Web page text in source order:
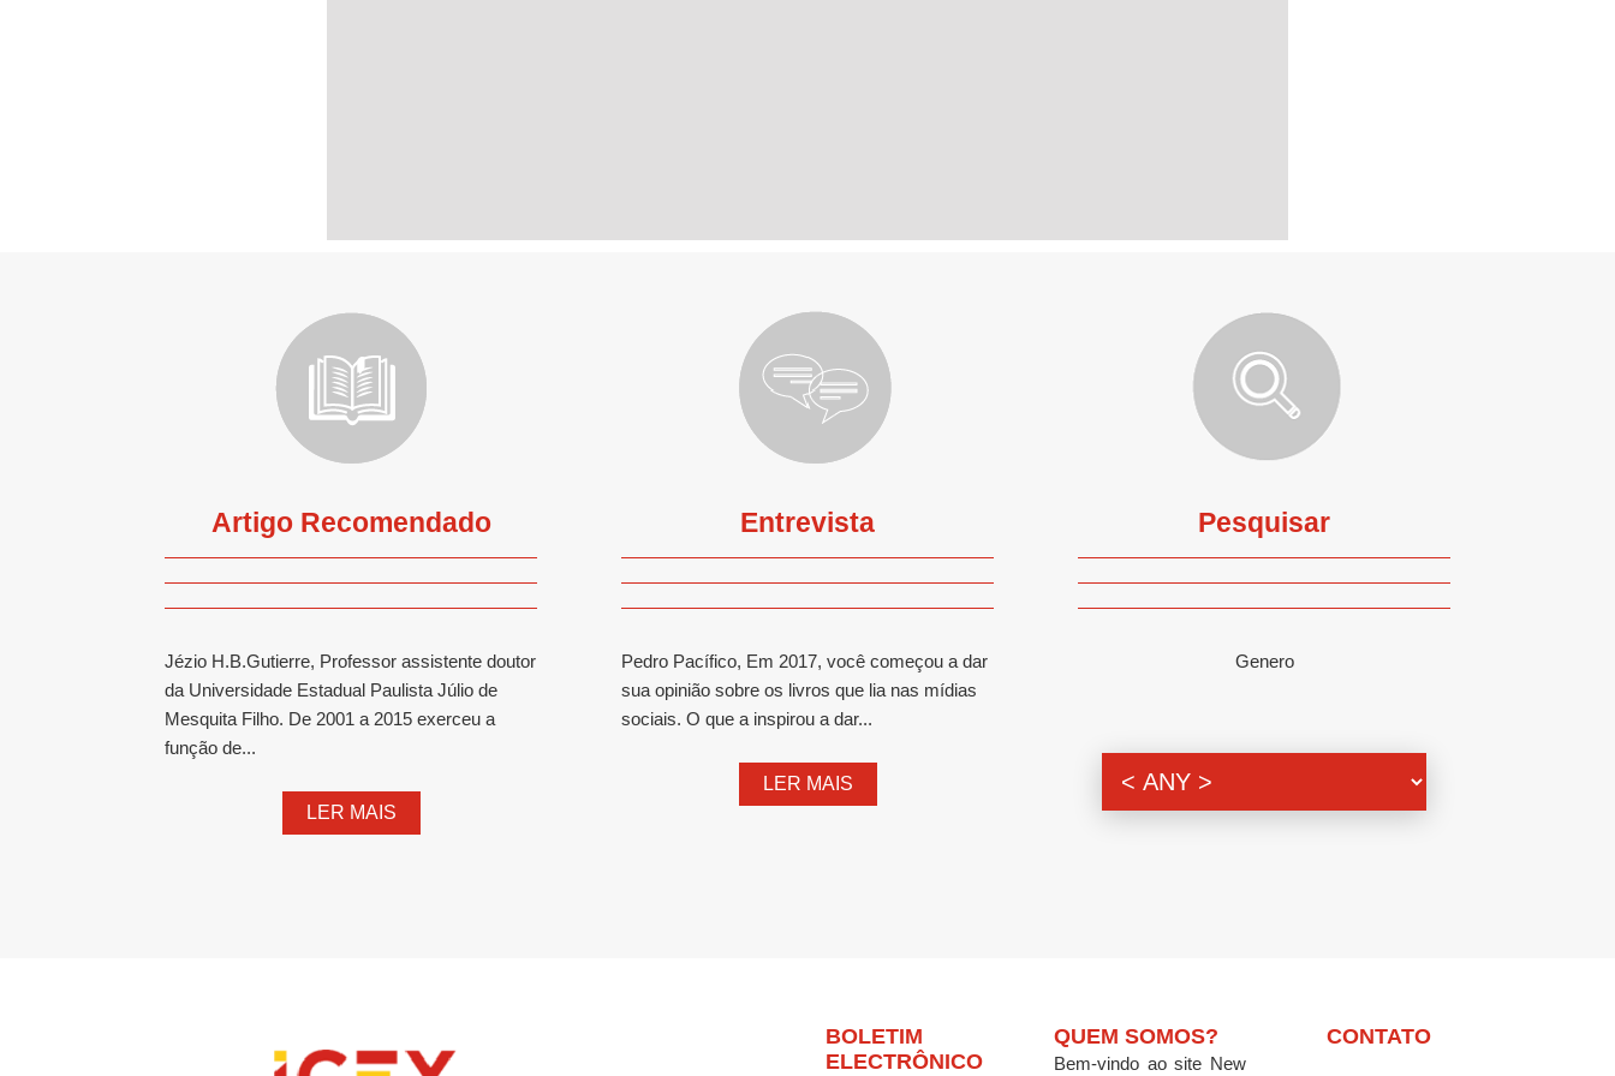
Artigo Recomendado
Jézio H.B.Gutierre, Professor assistente doutor
da Universidade Estadual Paulista Júlio de
Mesquita Filho. De 2001 a 2015 exerceu a
função de...
LER MAIS
Entrevista
Pedro Pacífico, Em 2017, você começou a dar
sua opinião sobre os livros que lia nas mídias
sociais. O que a inspirou a dar...
LER MAIS
Pesquisar
Genero
BOLETIM
ELECTRÔNICO
QUEM SOMOS?
Bem-vindo ao site New
CONTATO